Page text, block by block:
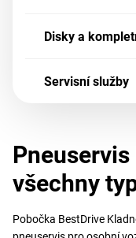
Disky a
Servisní služby
všechny
Pobočka BestDrive